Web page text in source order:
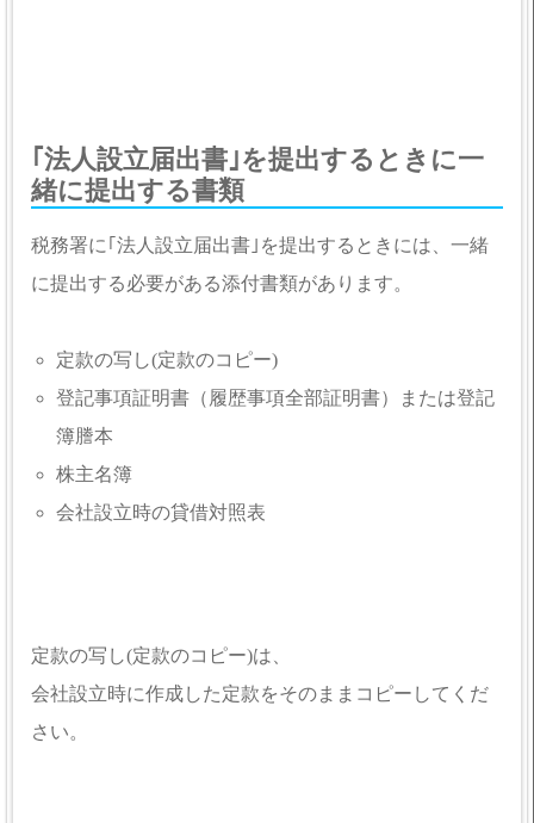
｢法人設立届出書｣を提出するときに一
緒に提出する書類
税務署に｢法人設立届出書｣を提出するときには、一緒
に提出する必要がある添付書類があります。
定款の写し(定款のコピー)
登記事項証明書（履歴事項全部証明書）または登記
簿謄本
株主名簿
会社設立時の貸借対照表
定款の写し(定款のコピー)は、
会社設立時に作成した定款をそのままコピーしてくだ
さい。